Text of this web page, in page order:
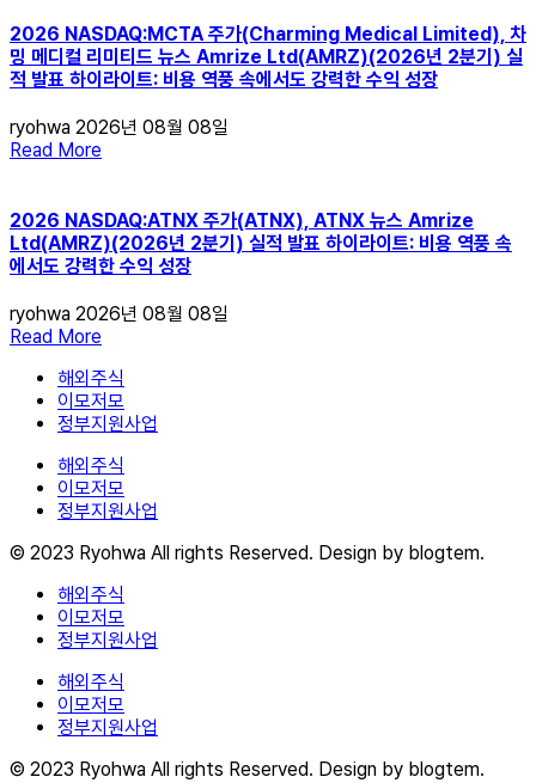
2026 NASDAQ:MCTA 주가(Charming Medical Limited), 차
밍 메디컬 리미티드 뉴스 Amrize Ltd(AMRZ)(2026년 2분기) 실
적 발표 하이라이트: 비용 역풍 속에서도 강력한 수익 성장
ryohwa 2026년 08월 08일
Read More
2026 NASDAQ:ATNX 주가(ATNX), ATNX 뉴스 Amrize
Ltd(AMRZ)(2026년 2분기) 실적 발표 하이라이트: 비용 역풍 속
에서도 강력한 수익 성장
ryohwa 2026년 08월 08일
Read More
해외주식
이모저모
정부지원사업
해외주식
이모저모
정부지원사업
© 2023 Ryohwa All rights Reserved. Design by blogtem.
해외주식
이모저모
정부지원사업
해외주식
이모저모
정부지원사업
© 2023 Ryohwa All rights Reserved. Design by blogtem.